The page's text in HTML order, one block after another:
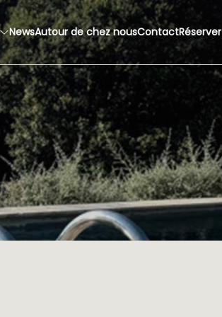
NewsAutour de chez nousContactRéserver